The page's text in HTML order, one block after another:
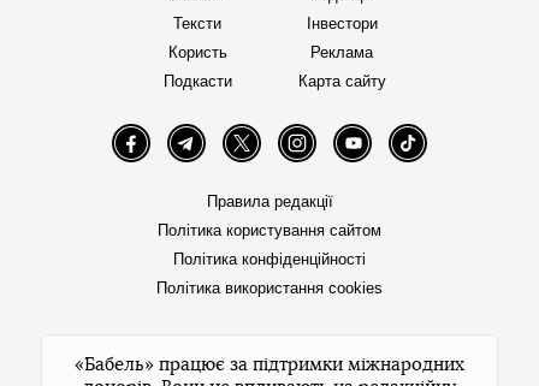
Тексти
Користь
Подкасти
Інвестори
Реклама
Карта сайту
FacebookTelegramTwitter InstagramYouTube TikTok
Правила редакції
Політика користування сайтом
Політика конфіденційності
Політика використання cookies
«Бабель» працює за підтримки міжнародних